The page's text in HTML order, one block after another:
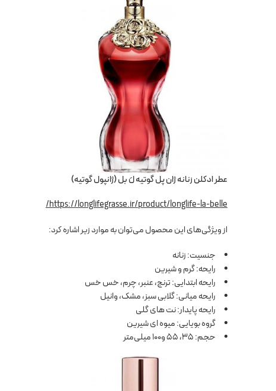
عطر ادکلن زنانه ژان پل گوتیه لَ بل (ژانپول گوتیه)
https://longlifegrasse.ir/product/longlife-la-belle/
از ویژگی‌های این محصول می‌توان به موارد زیر اشاره کرد:
جنسیت: زنانه
رایحه: گرم و شیرین
رایحه ابتدایی: ترنج، عنبر، چرم، خس خس
رایحه میانی: گلابی سبز، مشک، وانیل
رایحه پایدار: نت های گلی
گروه بویایی: میوه ای شیرین
حجم: 35، 55 و100 میلی‌متر